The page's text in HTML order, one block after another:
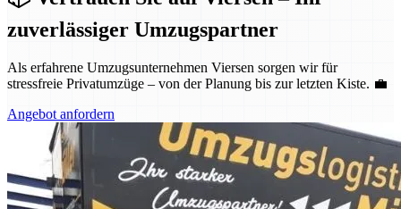
zuverlässiger Umzugspartner
Als erfahrene Umzugsunternehmen Viersen sorgen wir für
stressfreie Privatumzüge – von der Planung bis zur letzten Kiste. 💼
Angebot anfordern